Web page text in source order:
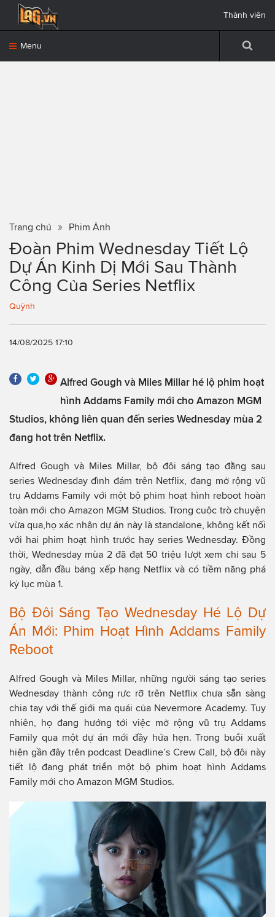
Menu
Thành viên
Trang chủ Phim Ảnh
Đoàn Phim Wednesday Tiết Lộ
Dự Án Kinh Dị Mới Sau Thành
Công Của Series Netflix
Quỳnh
14/08/2025 17:10
Alfred Gough và Miles Millar hé lộ phim hoạt
hình Addams Family mới cho Amazon MGM
Studios, không liên quan đến series Wednesday mùa 2
đang hot trên Netflix.
Alfred Gough và Miles Millar, bộ đôi sáng tạo đằng sau
series Wednesday đình đám trên Netflix, đang mở rộng vũ
trụ Addams Family với một bộ phim hoạt hình reboot hoàn
toàn mới cho Amazon MGM Studios. Trong cuộc trò chuyện
vừa qua,họ xác nhận dự án này là standalone, không kết nối
với hai phim hoạt hình trước hay series Wednesday. Đồng
thời, Wednesday mùa 2 đã đạt 50 triệu lượt xem chỉ sau 5
ngày, dẫn đầu bảng xếp hạng Netflix và có tiềm năng phá
kỷ lục mùa 1.
Bộ Đôi Sáng Tạo Wednesday Hé Lộ Dự
Án Mới: Phim Hoạt Hình Addams Family
Reboot
Alfred Gough và Miles Millar, những người sáng tạo series
Wednesday thành công rực rỡ trên Netflix chưa sẵn sàng
chia tay với thế giới ma quái của Nevermore Academy. Tuy
nhiên, họ đang hướng tới việc mở rộng vũ trụ Addams
Family qua một dự án mới đầy hứa hẹn. Trong buổi xuất
hiện gần đây trên podcast Deadline’s Crew Call, bộ đôi này
tiết lộ đang phát triển một bộ phim hoạt hình Addams
Family mới cho Amazon MGM Studios.